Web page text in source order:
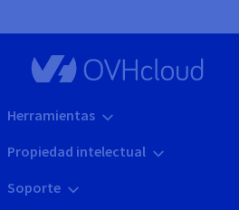
Herramientas
Propiedad intelectual
Soporte